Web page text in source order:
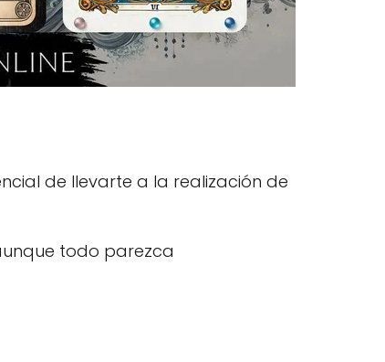
de llevarte a la realización de
todo parezca